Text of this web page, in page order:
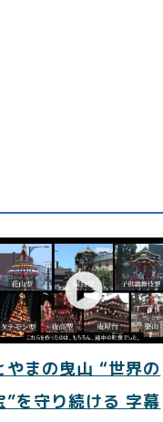
やまの曳山 “世界の
”を守り続ける 字幕